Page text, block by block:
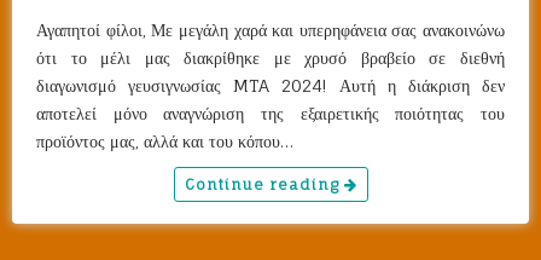
Αγαπητοί φίλοι, Με μεγάλη χαρά και υπερηφάνεια σας ανακοινώνω
ότι το μέλι μας διακρίθηκε με χρυσό βραβείο σε διεθνή
διαγωνισμό γευσιγνωσίας MTA 2024! Αυτή η διάκριση δεν
αποτελεί μόνο αναγνώριση της εξαιρετικής ποιότητας του
προϊόντος μας, αλλά και του κόπου…
Continue reading